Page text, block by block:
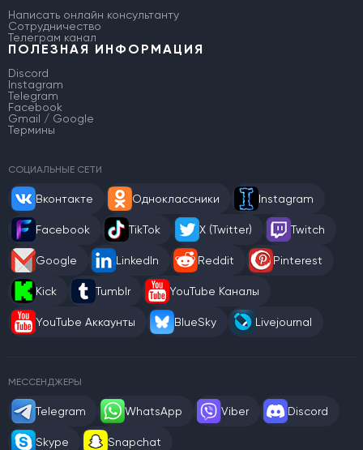
Написать онлайн консультанту
Сотрудничество
Телеграм канал
ПОЛЕЗНАЯ ИНФОРМАЦИЯ
Discord
Instagram
Telegram
Facebook
Gmail / Google
Термины
СОЦИАЛЬНЫЕ СЕТИ
Вконтакте Одноклассники Instagram
Facebook TikTok X (Twitter) Twitch
Google LinkedIn Reddit Pinterest
Kick Tumblr YouTube Каналы
YouTube Аккаунты BlueSky Livejournal
МЕССЕНДЖЕРЫ
Telegram WhatsApp Viber Discord
Skype Snapchat